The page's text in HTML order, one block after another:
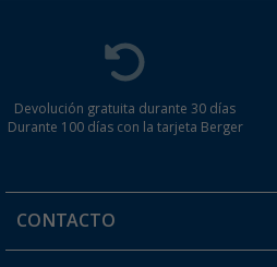
Devolución gratuita durante 30 días
Durante 100 días con la tarjeta Berger
CONTACTO